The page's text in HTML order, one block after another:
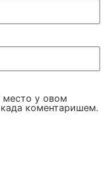
место у овом
када коментаришем.